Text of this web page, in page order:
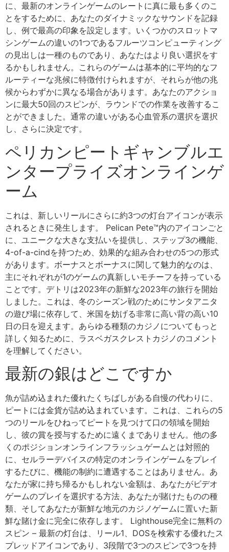
に、最新のオンラインゲームのレートに真に最も多くのこ
とをするために、あなたのダイナミックなサウンドを記録
し、例で最高の印象を設定します。いくつかのスロットマ
シンゲームの違いの1つであるフルーツコンピューティング
の見出しは一種のものであり、あなたはより良い選択をす
るかもしれません。これらのゲームは基本的に平均的なフ
ルーティーな兆候に特徴付けられますが、それらが他の兆
候からわずかに異なる場合があります。あなたのアクショ
ンに最大50回のスピンが、ラウンドでの作業を改善するこ
とができました。通常の違いがある心血管系の選択を選択
し、さらに決定です。
ペリカンピートギャンブルエ
ンタープライズオンラインゲ
ーム
これは、新しいリールにさらに約3つの灯台アイコンが表示
されるときに発生します。 Pelican Pete™内のアイコンごと
に、ユニークな大きな支払いを提供し、ステップ3の機能、
4-of-a-cindを持つため、効果的な組み合わせの5つの形式
があります。ボーナスとボーナスに関して魅力的なのは、
主にそれぞれが1のゲームの真新しいモチーフを持っている
ことです。デトリは2023年の新鮮な2023年の旅行を開始
しました。これは、冬のシーズン戦のためにサンタアニタ
の遊び場に依存して、米国を妨げる非常に高い背の高い10
日の日を迎えます。あらゆる種類のカジノについてもっと
詳しく知るために、ラスベガスクレストカジノのコメント
を理解してください。
最新の銀はどこですか
魚が詰め込まれた優れたくちばしがある自慢の代わりに、
ピートには金貨が詰め込まれています。これは、これらの5
つのリールをひねってピートを見つけて口の領域を開始
し、彼の賞を授与するために遠くまでありません。他の多
くのポジションオンラインフラッシュゲームとは対照的
に、セルラーデバイスの特定のオンラインゲームをプレイ
するたびに、機能の制約に遭遇することはありません。あ
なたが家に持ち帰るかもしれない金額は、あなたがビデオ
ゲームのプレイを選択する方法、あなたが賭けたものの種
類、そしてあなたが新鮮な地元のカジノゲームに置いた新
鮮な賭け金に完全に依存します。 Lighthouse完全に無料の
スピン – 最新の灯台は、リール1、DOSを検索する優れたス
プレッドアイコンであり、3段階で3つのスピンで3つを持